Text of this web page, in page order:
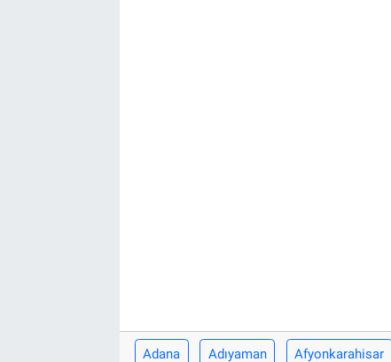
Adana Adıyaman Afyonkarahisar